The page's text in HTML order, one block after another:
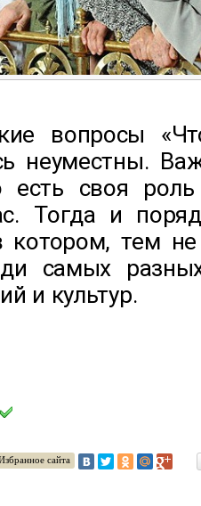
вопросы
неуместны.
есть своя
Тогда и
тем
самых разных
и культур.
сайта